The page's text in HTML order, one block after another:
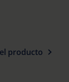
producto